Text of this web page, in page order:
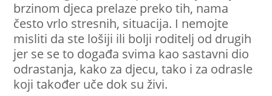
brzinom djeca prelaze preko tih, nama
često vrlo stresnih, situacija. I nemojte
misliti da ste lošiji ili bolji roditelj od drugih
jer se se to događa svima kao sastavni dio
odrastanja, kako za djecu, tako i za odrasle
koji također uče dok su živi.